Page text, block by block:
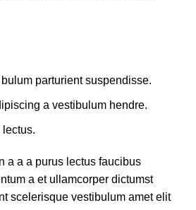
parturient suspendisse.
a vestibulum hendre.
a a a purus lectus faucibus
a et ullamcorper dictumst
scelerisque vestibulum amet elit